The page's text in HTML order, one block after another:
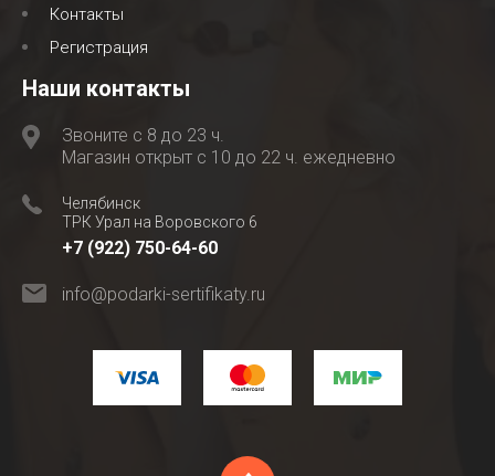
Контакты
Регистрация
Наши контакты
Звоните с 8 до 23 ч.
Магазин открыт с 10 до 22 ч. ежедневно
Челябинск
ТРК Урал на Воровского 6
+7 (922) 750-64-60
info@podarki-sertifikaty.ru